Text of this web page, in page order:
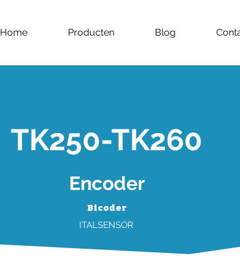
Home Producten Blog
Encoder
Bicoder
ITALSENSOR
TK250-TK260